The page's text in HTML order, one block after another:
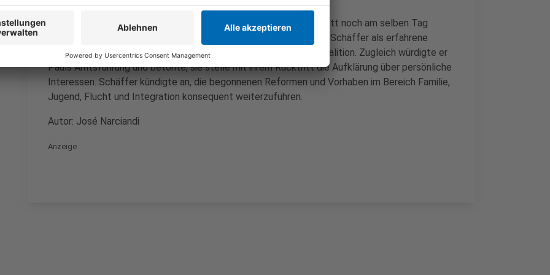
Ministerpräsident Hendrik Wüst (CDU) hat kurz nach Pauls Rücktritt noch am selben Tag
Verena Schäffer (Grüne) zur neuen Ministerin ernannt. Wüst lobte Schäffer als erfahrene
Politikerin und wichtigen Stabilitätsfaktor der schwarz-grünen Koalition. Zugleich würdigte er
Pauls Amtsführung und betonte, sie stelle mit ihrem Rücktritt die Aufklärung über persönliche
Interessen. Schäffer kündigte an, die begonnenen Reformen und Vorhaben im Bereich Familie,
Jugend, Flucht und Integration konsequent weiterzuführen.
Autor: José Narciandi
Anzeige